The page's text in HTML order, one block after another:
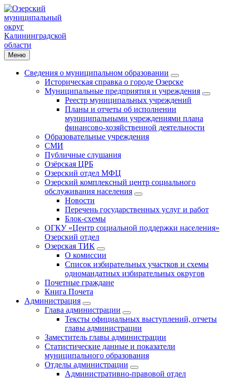
Меню
Сведения о муниципальном образовании
Историческая справка о городе Озерске
Муниципальные предприятия и учреждения
Реестр муниципальных учреждений
Планы и отчеты об исполнении
муниципальными учреждениями плана
финансово-хозяйственной деятельности
Образовательные учреждения
СМИ
Публичные слушания
Озёрская ЦРБ
Озерский отдел МФЦ
Озерский комплексный центр социального
обслуживания населения
Новости
Перечень государственных услуг и работ
Блок-схемы
ОГКУ «Центр социальной поддержки населения»
Озерский отдел
Озерская ТИК
О комиссии
Список избирательных участков и схемы
одномандатных избирательных округов
Почетные граждане
Книга Почета
Администрация
Глава администрации
Тексты официальных выступлений, отчеты
главы администрации
Заместитель главы администрации
Статистические данные и показатели
муниципального образования
Отделы администрации
Административно-правовой отдел